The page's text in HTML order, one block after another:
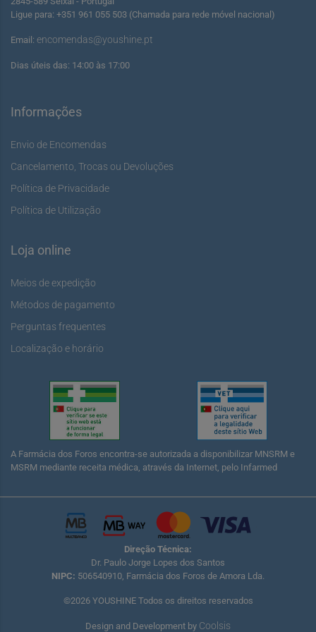
Ligue para: +351 961 055 503 (Chamada para rede móvel nacional)
Email: encomendas@youshine.pt
Dias úteis das: 14:00 às 17:00
Informações
Envio de Encomendas
Cancelamento, Trocas ou Devoluções
Política de Privacidade
Política de Utilização
Loja online
Meios de expedição
Métodos de pagamento
Perguntas frequentes
Localização e horário
A Farmácia dos Foros encontra-se autorizada a disponibilizar MNSRM e
MSRM mediante receita médica, através da Internet, pelo Infarmed
Direção Técnica:
Dr. Paulo Jorge Lopes dos Santos
NIPC: 506540910, Farmácia dos Foros de Amora Lda.
©2026 YOUSHINE Todos os direitos reservados
Design and Development by Coolsis